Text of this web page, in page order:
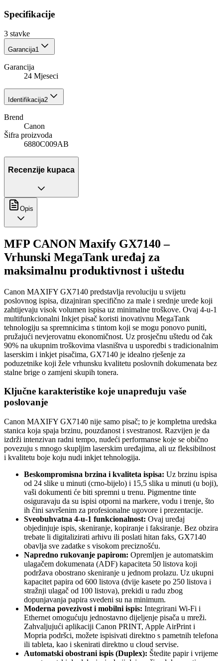
Specifikacije
3 stavke
Garancija1
Garancija
24 Mjeseci
Identifikacija2
Brend
Canon
Šifra proizvoda
6880C009AB
Recenzije kupaca
Opis
MFP CANON Maxify GX7140 –
Vrhunski MegaTank uređaj za
maksimalnu produktivnost i uštedu
Canon MAXIFY GX7140 predstavlja revoluciju u svijetu
poslovnog ispisa, dizajniran specifično za male i srednje urede koji
zahtijevaju visok volumen ispisa uz minimalne troškove. Ovaj 4-u-1
multifunkcionalni Inkjet pisač koristi inovativnu MegaTank
tehnologiju sa spremnicima s tintom koji se mogu ponovo puniti,
pružajući nevjerovatnu ekonomičnost. Uz prosječnu uštedu od čak
90% na ukupnim troškovima vlasništva u usporedbi s tradicionalnim
laserskim i inkjet pisačima, GX7140 je idealno rješenje za
poduzetnike koji žele vrhunsku kvalitetu poslovnih dokumenata bez
stalne brige o zamjeni skupih tonera.
Ključne karakteristike koje unapređuju vaše
poslovanje
Canon MAXIFY GX7140 nije samo pisač; to je kompletna uredska
stanica koja spaja brzinu, pouzdanost i svestranost. Razvijen je da
izdrži intenzivan radni tempo, nudeći performanse koje se obično
povezuju s mnogo skupljim laserskim uređajima, ali uz fleksibilnost
i kvalitetu boje koju nudi inkjet tehnologija.
Beskompromisna brzina i kvaliteta ispisa: Uz brzinu ispisa
od 24 slike u minuti (crno-bijelo) i 15,5 slika u minuti (u boji),
vaši dokumenti će biti spremni u trenu. Pigmentne tinte
osiguravaju da su ispisi otporni na markere, vodu i trenje, što
ih čini savršenim za profesionalne ugovore i prezentacije.
Sveobuhvatna 4-u-1 funkcionalnost: Ovaj uređaj
objedinjuje ispis, skeniranje, kopiranje i faksiranje. Bez obzira
trebate li digitalizirati arhivu ili poslati hitan faks, GX7140
obavlja sve zadatke s visokom preciznošću.
Napredno rukovanje papirom: Opremljen je automatskim
ulagačem dokumenata (ADF) kapaciteta 50 listova koji
podržava obostrano skeniranje u jednom prolazu. Uz ukupni
kapacitet papira od 600 listova (dvije kasete po 250 listova i
stražnji ulagač od 100 listova), prekidi u radu zbog
dopunjavanja papira svedeni su na minimum.
Moderna povezivost i mobilni ispis: Integrirani Wi-Fi i
Ethernet omogućuju jednostavno dijeljenje pisača u mreži.
Zahvaljujući aplikaciji Canon PRINT, Apple AirPrint i
Mopria podršci, možete ispisivati direktno s pametnih telefona
ili tableta, kao i skenirati direktno u cloud servise.
Automatski obostrani ispis (Duplex): Štedite papir i vrijeme